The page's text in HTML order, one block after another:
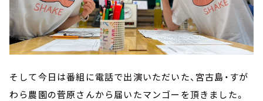
そして今日は番組に電話で出演いただいた、宮古島・すが
わら農園の菅原さんから届いたマンゴーを頂きました。